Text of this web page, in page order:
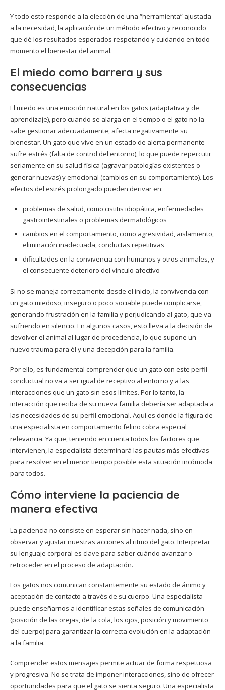
Y todo esto responde a la elección de una “herramienta” ajustada
a la necesidad, la aplicación de un método efectivo y reconocido
que dé los resultados esperados respetando y cuidando en todo
momento el bienestar del animal.
El miedo como barrera y sus
consecuencias
El miedo es una emoción natural en los gatos (adaptativa y de
aprendizaje), pero cuando se alarga en el tiempo o el gato no la
sabe gestionar adecuadamente, afecta negativamente su
bienestar. Un gato que vive en un estado de alerta permanente
sufre estrés (falta de control del entorno), lo que puede repercutir
seriamente en su salud física (agravar patologías existentes o
generar nuevas) y emocional (cambios en su comportamiento). Los
efectos del estrés prolongado pueden derivar en:
problemas de salud, como cistitis idiopática, enfermedades
gastrointestinales o problemas dermatológicos
cambios en el comportamiento, como agresividad, aislamiento,
eliminación inadecuada, conductas repetitivas
dificultades en la convivencia con humanos y otros animales, y
el consecuente deterioro del vínculo afectivo
Si no se maneja correctamente desde el inicio, la convivencia con
un gato miedoso, inseguro o poco sociable puede complicarse,
generando frustración en la familia y perjudicando al gato, que va
sufriendo en silencio. En algunos casos, esto lleva a la decisión de
devolver el animal al lugar de procedencia, lo que supone un
nuevo trauma para él y una decepción para la familia.
Por ello, es fundamental comprender que un gato con este perfil
conductual no va a ser igual de receptivo al entorno y a las
interacciones que un gato sin esos límites. Por lo tanto, la
interacción que reciba de su nueva familia debería ser adaptada a
las necesidades de su perfil emocional. Aquí es donde la figura de
una especialista en comportamiento felino cobra especial
relevancia. Ya que, teniendo en cuenta todos los factores que
intervienen, la especialista determinará las pautas más efectivas
para resolver en el menor tiempo posible esta situación incómoda
para todos.
Cómo interviene la paciencia de
manera efectiva
La paciencia no consiste en esperar sin hacer nada, sino en
observar y ajustar nuestras acciones al ritmo del gato. Interpretar
su lenguaje corporal es clave para saber cuándo avanzar o
retroceder en el proceso de adaptación.
Los gatos nos comunican constantemente su estado de ánimo y
aceptación de contacto a través de su cuerpo. Una especialista
puede enseñarnos a identificar estas señales de comunicación
(posición de las orejas, de la cola, los ojos, posición y movimiento
del cuerpo) para garantizar la correcta evolución en la adaptación
a la familia.
Comprender estos mensajes permite actuar de forma respetuosa
y progresiva. No se trata de imponer interacciones, sino de ofrecer
oportunidades para que el gato se sienta seguro. Una especialista